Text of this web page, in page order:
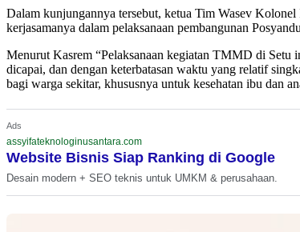
Dalam kunjungannya tersebut, ketua Tim Wasev
kerjasamanya dalam pelaksanaan pembangunan
Menurut Kasrem “Pelaksanaan kegiatan TMMD di Setu
dicapai, dan dengan keterbatasan waktu yang relatif
bagi warga sekitar, khususnya untuk kesehatan ibu dan
Ads
assyifateknologinusantara.com
Website Bisnis Siap Ranking di Google
Desain modern + SEO teknis untuk UMKM & perusahaan.